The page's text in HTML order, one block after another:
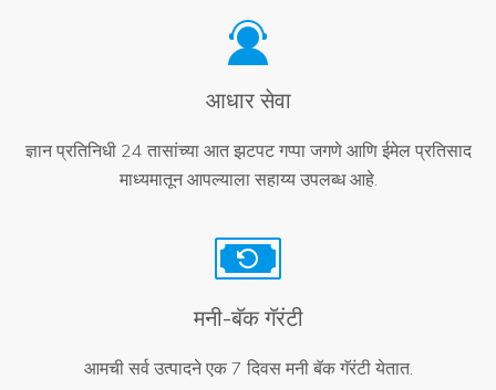
आधार सेवा
ज्ञान प्रतिनिधी 24 तासांच्या आत झटपट गप्पा जगणे आणि ईमेल प्रतिसाद
माध्यमातून आपल्याला सहाय्य उपलब्ध आहे.
मनी-बॅक गॅरंटी
आमची सर्व उत्पादने एक 7 दिवस मनी बॅक गॅरंटी येतात.